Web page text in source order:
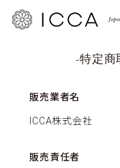
-特定商
販売業者名
ICCA株式会社
販売責任者